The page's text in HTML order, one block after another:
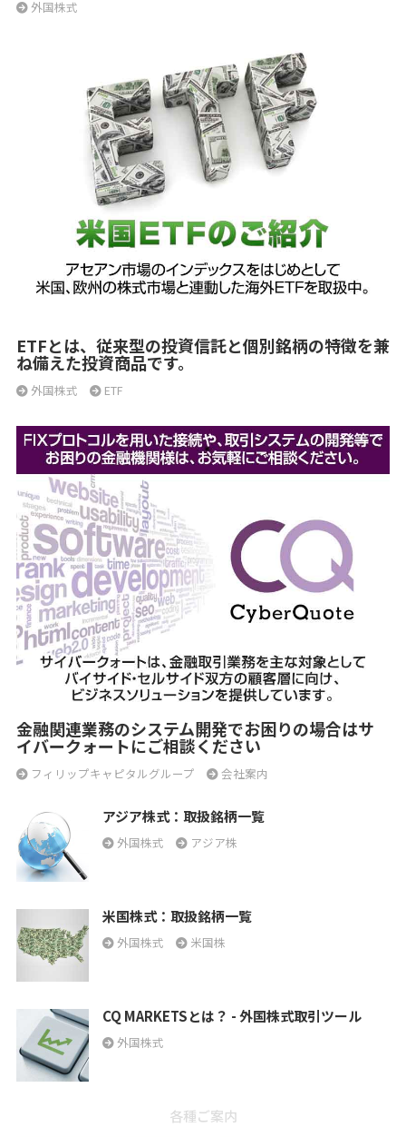
外国株式
ETFとは、従来型の投資信託と個別銘柄の特徴を兼
ね備えた投資商品です。
外国株式 ETF
金融関連業務のシステム開発でお困りの場合はサ
イバークォートにご相談ください
フィリップキャピタルグループ 会社案内
アジア株式：取扱銘柄一覧
外国株式 アジア株
米国株式：取扱銘柄一覧
外国株式 米国株
CQ MARKETSとは？ - 外国株式取引ツール
外国株式
各種ご案内